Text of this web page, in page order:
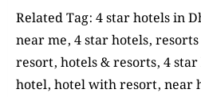
Related Tag: 4 star hotels in
near me, 4 star hotels,
resort, hotels & resorts, 4
hotel, hotel with resort, near